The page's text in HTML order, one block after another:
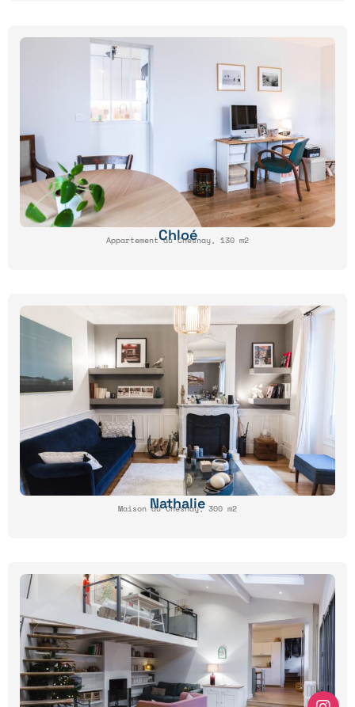
Chloé
Appartement au Chesnay, 130 m2
Nathalie
Maison au Chesnay, 300 m2